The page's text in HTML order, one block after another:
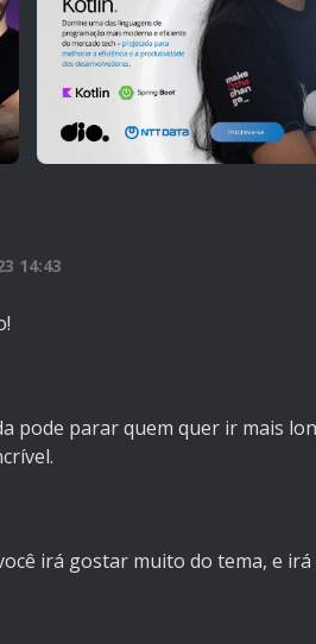
14:43
pode parar quem quer ir mais
irá gostar muito do tema, e